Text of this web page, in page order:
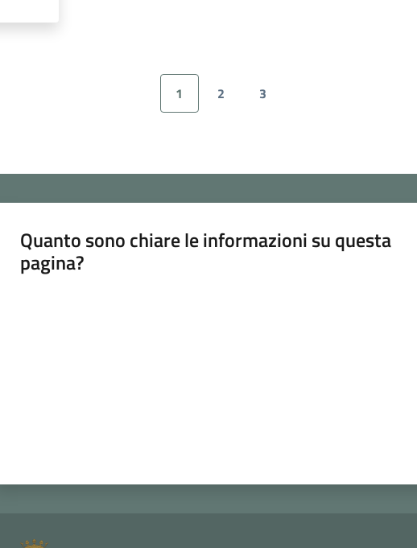
Pagina precedente
Pagina
1 Pagina
2 Pagina
3
Quanto sono chiare le informazioni su questa
pagina?